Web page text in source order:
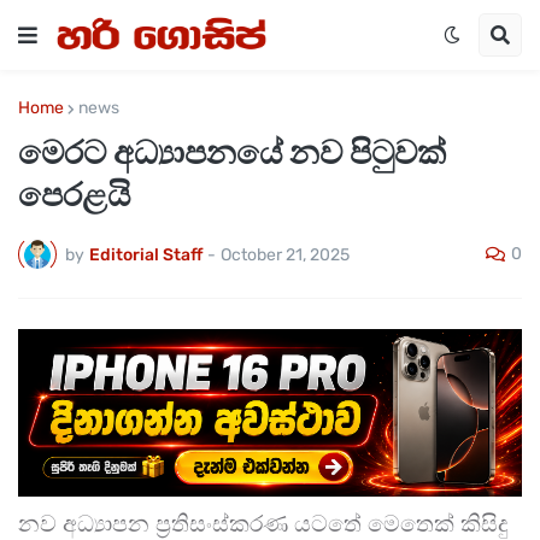
Home news
මෙරට අධ්‍යාපනයේ නව පිටුවක්
පෙරළයි
by Editorial Staff - October 21, 2025 0
නව අධ්‍යාපන ප්‍රතිසංස්කරණ යටතේ මෙතෙක් කිසිදු